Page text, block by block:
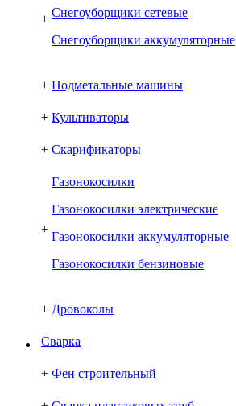
+ Снегоуборщики сетевые
Снегоуборщики аккумуляторные
+ Подметальные машины
+ Культиваторы
+ Скарификаторы
+
Газонокосилки
Газонокосилки электрические
Газонокосилки аккумуляторные
Газонокосилки бензиновые
+ Дровоколы
Сварка
+ Фен строительный